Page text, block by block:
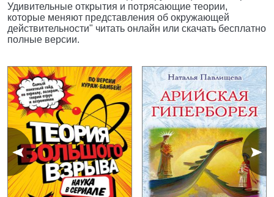
Удивительные открытия и потрясающие теории,
которые меняют представления об окружающей
действительности" читать онлайн или скачать бесплатно
полные версии.